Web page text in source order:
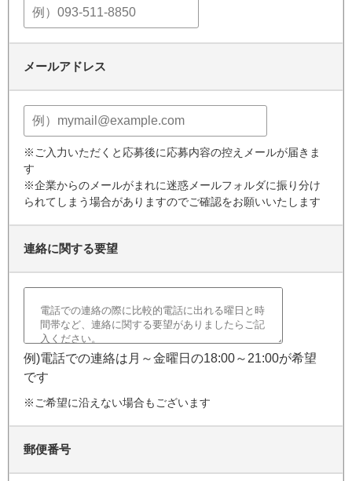
メールアドレス
※ご入力いただくと応募後に応募内容の控えメールが届きま
す
※企業からのメールがまれに迷惑メールフォルダに振り分け
られてしまう場合がありますのでご確認をお願いいたします
連絡に関する要望
例)電話での連絡は月～金曜日の18:00～21:00が希望
です
※ご希望に沿えない場合もございます
郵便番号